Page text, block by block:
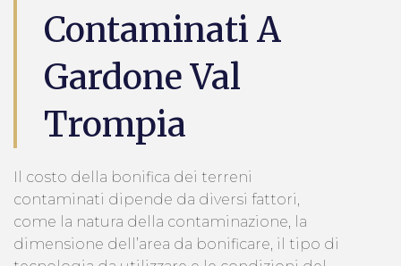
Contaminati A
Gardone Val
Trompia
Il costo della bonifica dei terreni
contaminati dipende da diversi fattori,
come la natura della contaminazione, la
dimensione dell’area da bonificare, il tipo di